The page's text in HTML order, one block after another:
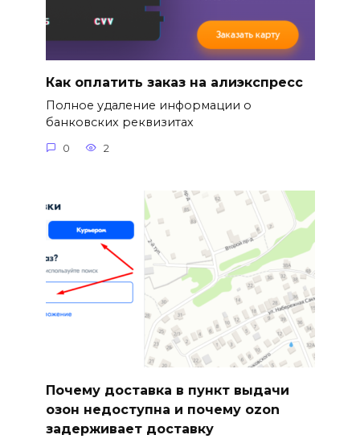
Как оплатить заказ на алиэкспресс
Полное удаление информации о
банковских реквизитах
0 2
Почему доставка в пункт выдачи
озон недоступна и почему ozon
задерживает доставку